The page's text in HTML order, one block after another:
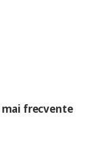
frecvente